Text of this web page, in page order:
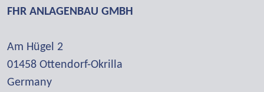
FHR ANLAGENBAU GMBH
Am Hügel 2
01458 Otten­dorf-Okrilla
Germany